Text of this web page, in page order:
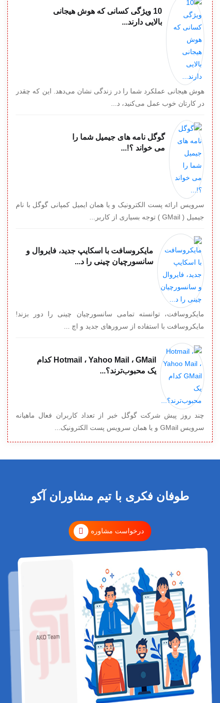
10 ویژگی کسانی که هوش هیجانی
بالایی دارند...
هوش هیجانی عملکرد شما را در زندگی نشان می‌دهد. این که چقدر
در کارتان خوب عمل می‌کنید، د...
گوگل نامه های جیمیل شما را
می خواند ؟!...
سرویس ارائه پست الکترونیک و یا همان ایمیل کمپانی گوگل با نام
جیمیل ( GMail ) توجه بسیاری از کاربر...
مایکروسافت با اسکایپ جدید، فایروال و
سانسورچیان چینی را د...
مایکروسافت، توانسته تمامی سانسورچیان چینی را دور بزند!
مایکروسافت با استفاده از سرورهای جدید و اچ ...
Hotmail ، Yahoo Mail ، GMail کدام
یک محبوب‌ترند؟...
چند روز پیش شرکت گوگل خبر از تعداد کاربران فعال ماهیانه
سرویس GMail و یا همان سرویس پست الکترونیک...
طوفان فکری با تیم مشاوران آکو
درخواست مشاوره